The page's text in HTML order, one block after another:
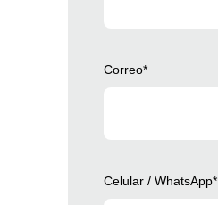
Correo*
Celular / WhatsApp*